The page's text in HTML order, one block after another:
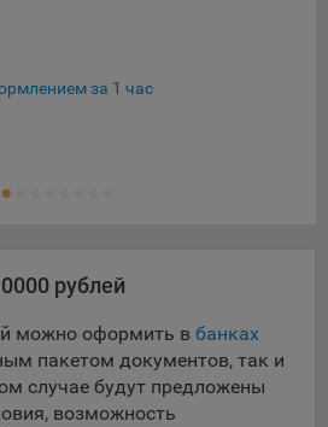
за 1 час
рублей
можно оформить в банках
пакетом документов, так и
случае будут предложены
возможность